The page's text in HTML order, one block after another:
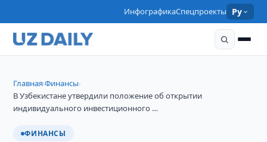
ИнфографикаСпецпроекты Ру
Главная›Финансы›
В Узбекистане утвердили положение об открытии
индивидуального инвестиционного …
ФИНАНСЫ